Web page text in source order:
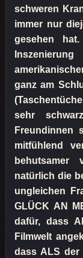
schweren
immer nur
gesehen
ganz am
sehr
Freundinnen
mitfühlend
behutsamer
natürlich die
ungleichen
GLÜCK AN
dafür, dass
Filmwelt
dass ALS der